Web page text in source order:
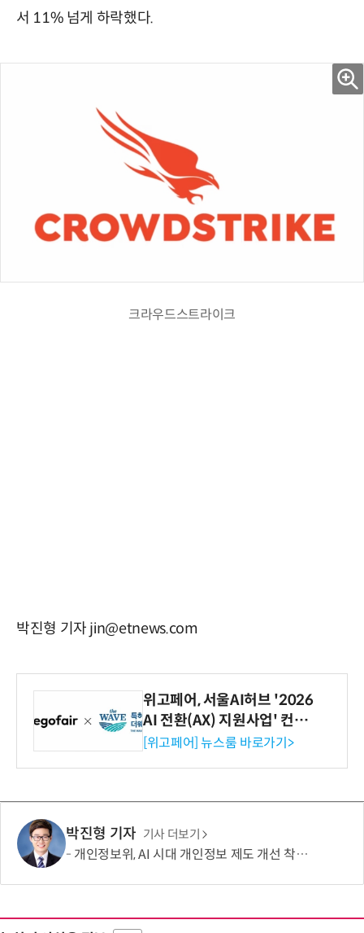
서 11% 넘게 하락했다.
크라우드스트라이크
박진형 기자 jin@etnews.com
위고페어, 서울AI허브 '2026
AI 전환(AX) 지원사업' 컨소
시엄 선정
[위고페어] 뉴스룸 바로가기>
박진형 기자 기사 더보기
개인정보위, AI 시대 개인정보 제도 개선 착수…국민제안 접수